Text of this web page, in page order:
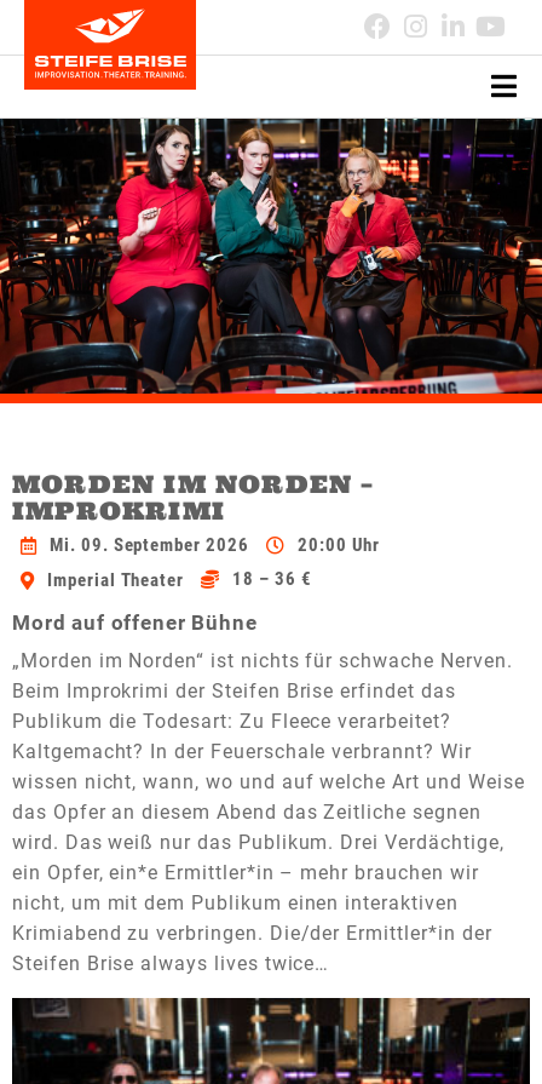
MORDEN IM NORDEN –
IMPROKRIMI
Mi. 09. September 2026
20:00 Uhr
Imperial Theater
18 – 36 €
Mord auf offener Bühne
„Morden im Norden“ ist nichts für schwache Nerven.
Beim Improkrimi der Steifen Brise erfindet das
Publikum die Todesart: Zu Fleece verarbeitet?
Kaltgemacht? In der Feuerschale verbrannt? Wir
wissen nicht, wann, wo und auf welche Art und Weise
das Opfer an diesem Abend das Zeitliche segnen
wird. Das weiß nur das Publikum. Drei Verdächtige,
ein Opfer, ein*e Ermittler*in – mehr brauchen wir
nicht, um mit dem Publikum einen interaktiven
Krimiabend zu verbringen. Die/der Ermittler*in der
Steifen Brise always lives twice…